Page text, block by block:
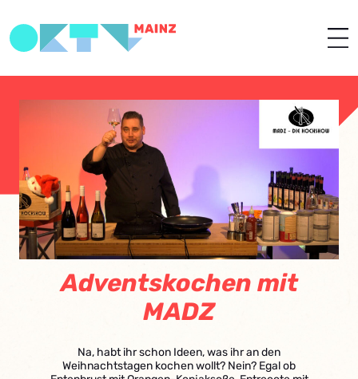
Adventskochen mit
MADZ
Na, habt ihr schon Ideen, was ihr an den
Weihnachtstagen kochen wollt? Nein? Egal ob